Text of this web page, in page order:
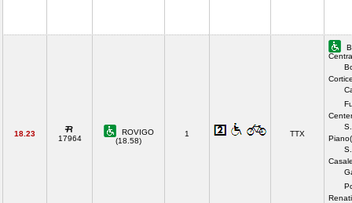
18.23
17964
ROVIGO
(18.58)
1 TTX